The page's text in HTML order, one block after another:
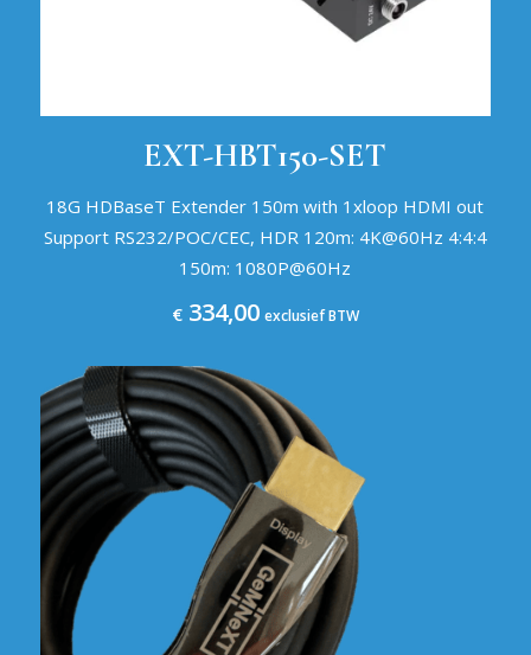
EXT-HBT150-SET
18G HDBaseT Extender 150m with 1xloop HDMI out
Support RS232/POC/CEC, HDR 120m: 4K@60Hz 4:4:4
150m: 1080P@60Hz
€334,00 exclusief BTW